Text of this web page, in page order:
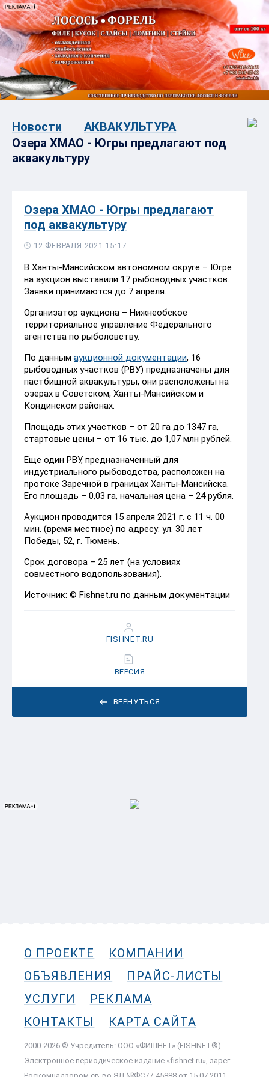
Новости
АКВАКУЛЬТУРА
Озера ХМАО - Югры предлагают под
аквакультуру
Озера ХМАО - Югры предлагают
под аквакультуру
12 ФЕВРАЛЯ 2021 15:17
В Ханты-Мансийском автономном округе – Югре
на аукцион выставили 17 рыбоводных участков.
Заявки принимаются до 7 апреля.
Организатор аукциона – Нижнеобское
территориальное управление Федерального
агентства по рыболовству.
По данным аукционной документации, 16
рыбоводных участков (РВУ) предназначены для
пастбищной аквакультуры, они расположены на
озерах в Советском, Ханты-Мансийском и
Кондинском районах.
Площадь этих участков – от 20 га до 1347 га,
стартовые цены – от 16 тыс. до 1,07 млн рублей.
Еще один РВУ, предназначенный для
индустриального рыбоводства, расположен на
протоке Заречной в границах Ханты-Мансийска.
Его площадь – 0,03 га, начальная цена – 24 рубля.
Аукцион проводится 15 апреля 2021 г. с 11 ч. 00
мин. (время местное) по адресу: ул. 30 лет
Победы, 52, г. Тюмень.
Срок договора – 25 лет (на условиях
совместного водопользования).
Источник: © Fishnet.ru по данным документации
ВЕРНУТЬСЯ
FISHNET.RU
ВЕРСИЯ
О ПРОЕКТЕ
КОМПАНИИ
ОБЪЯВЛЕНИЯ
ПРАЙС-ЛИСТЫ
УСЛУГИ
РЕКЛАМА
КОНТАКТЫ
КАРТА САЙТА
2000-2026 © Учредитель: ООО «ФИШНЕТ» (FISHNET®)
Электронное периодическое издание «fishnet.ru», зарег.